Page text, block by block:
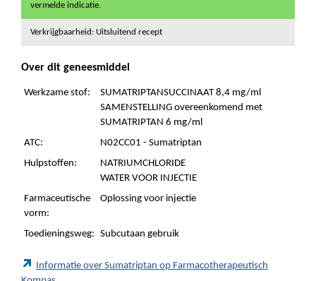
vermelde indicatie.
Verkrijgbaarheid: Uitsluitend recept
Over dit geneesmiddel
Werkzame stof:
SUMATRIPTANSUCCINAAT 8,4 mg/ml
SAMENSTELLING overeenkomend met
SUMATRIPTAN 6 mg/ml
ATC:
N02CC01 - Sumatriptan
Hulpstoffen:
NATRIUMCHLORIDE
WATER VOOR INJECTIE
Farmaceutische
vorm:
Oplossing voor injectie
Toedieningsweg: Subcutaan gebruik
Informatie over Sumatriptan op Farmacotherapeutisch